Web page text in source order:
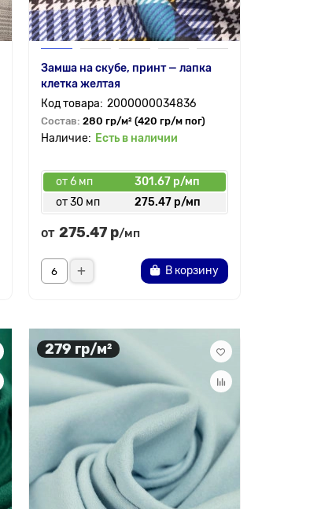
Замша на скубе, принт — лапка
клетка желтая
2000000034836
Состав: 280 гр/м² (420 гр/м пог)
Есть в наличии
от 6 мп
301.67 р/мп
от 30 мп
275.47 р/мп
от 275.47 р/мп
В корзину
279 гр/м²